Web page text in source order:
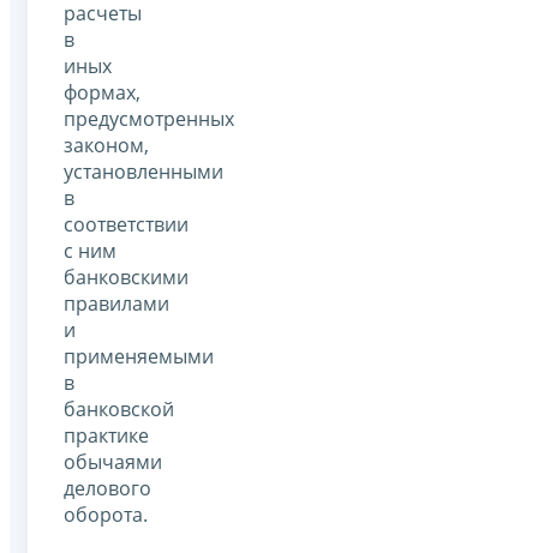
расчеты
в
иных
формах,
предусмотренных
законом,
установленными
в
соответствии
с ним
банковскими
правилами
и
применяемыми
в
банковской
практике
обычаями
делового
оборота.